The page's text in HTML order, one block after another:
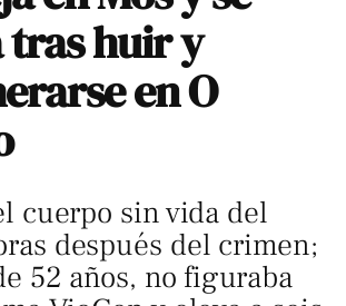
tras huir y
en O
cuerpo sin vida del
después del crimen;
52 años, no figuraba